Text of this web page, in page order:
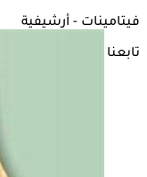
فيتامينات - أرشيفية
تابعنا على